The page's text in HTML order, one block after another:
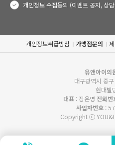
개인정보 수집동의 (이벤트 공지, 상
개인정보취급방침 가맹점문의
유앤아이의
대구광역시 중
현대빌
대표: 장은영 전화번
사업자번호 :
Copyright ⓒ YOU&I